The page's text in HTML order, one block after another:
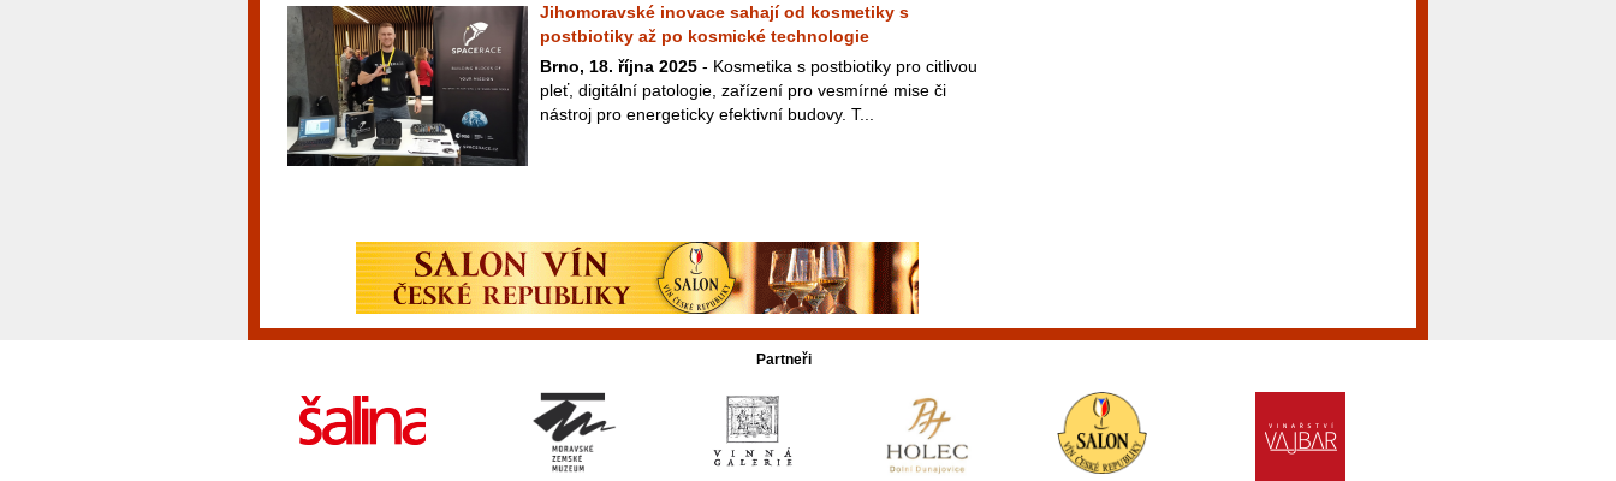
Jihomoravské inovace sahají od kosmetiky s
postbiotiky až po kosmické technologie
Brno, 18. října 2025 - Kosmetika s postbiotiky pro citlivou
pleť, digitální patologie, zařízení pro vesmírné mise či
nástroj pro energeticky efektivní budovy. T...
Partneři